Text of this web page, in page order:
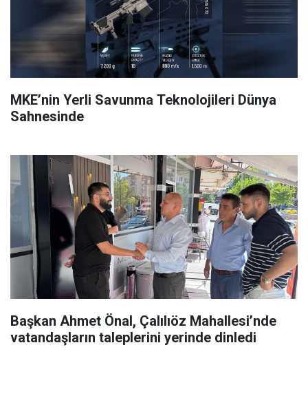
MKE’nin Yerli Savunma Teknolojileri Dünya
Sahnesinde
Başkan Ahmet Önal, Çalılıöz Mahallesi’nde
vatandaşların taleplerini yerinde dinledi